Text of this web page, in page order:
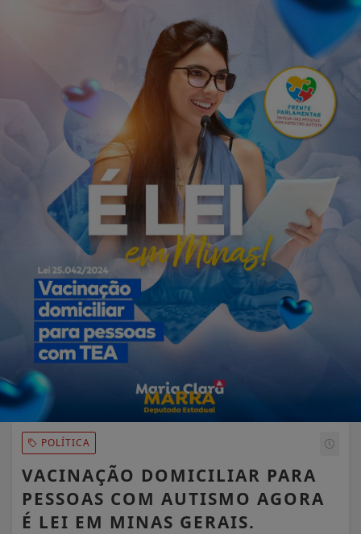
POLÍTICA
VACINAÇÃO DOMICILIAR PARA
PESSOAS COM AUTISMO AGORA
É LEI EM MINAS GERAIS.